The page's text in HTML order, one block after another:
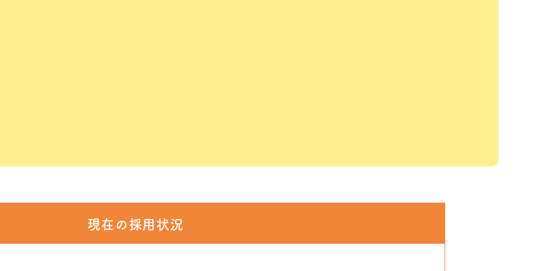
現在の採用状況